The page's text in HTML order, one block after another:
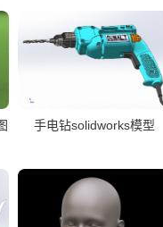
手电钻solidworks模型